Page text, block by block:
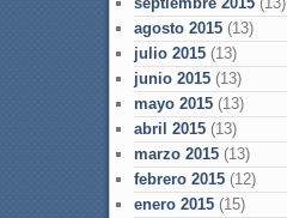
agosto 2015(13)
julio 2015(13)
junio 2015(13)
mayo 2015(13)
abril 2015(13)
marzo 2015(13)
febrero 2015(12)
enero 2015(15)